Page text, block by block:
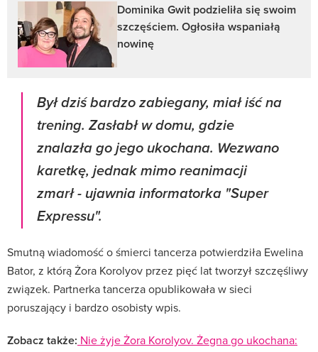
Dominika Gwit podzieliła się swoim
szczęściem. Ogłosiła wspaniałą
nowinę
Był dziś bardzo zabiegany, miał iść na
trening. Zasłabł w domu, gdzie
znalazła go jego ukochana. Wezwano
karetkę, jednak mimo reanimacji
zmarł - ujawnia informatorka "Super
Expressu".
Smutną wiadomość o śmierci tancerza potwierdziła Ewelina
Bator, z którą Żora Korolyov przez pięć lat tworzył szczęśliwy
związek. Partnerka tancerza opublikowała w sieci
poruszający i bardzo osobisty wpis.
Zobacz także: Nie żyje Żora Korolyov. Żegna go ukochana: